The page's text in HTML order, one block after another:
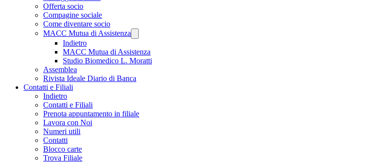
Offerta socio
Compagine sociale
Come diventare socio
MACC Mutua di Assistenza
Indietro
MACC Mutua di Assistenza
Studio Biomedico L. Moratti
Assemblea
Rivista Ideale Diario di Banca
Contatti e Filiali
Indietro
Contatti e Filiali
Prenota appuntamento in filiale
Lavora con Noi
Numeri utili
Contatti
Blocco carte
Trova Filiale